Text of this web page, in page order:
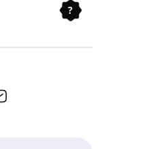
?